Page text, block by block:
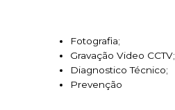
Fotografia;
Gravação Video CCTV;
Diagnostico Técnico;
Prevenção